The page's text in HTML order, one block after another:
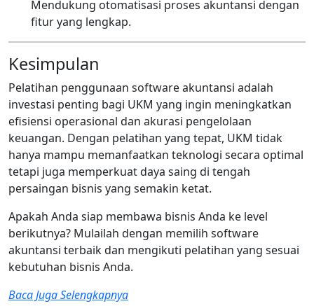
Mendukung otomatisasi proses akuntansi dengan
fitur yang lengkap.
Kesimpulan
Pelatihan penggunaan software akuntansi adalah
investasi penting bagi UKM yang ingin meningkatkan
efisiensi operasional dan akurasi pengelolaan
keuangan. Dengan pelatihan yang tepat, UKM tidak
hanya mampu memanfaatkan teknologi secara optimal
tetapi juga memperkuat daya saing di tengah
persaingan bisnis yang semakin ketat.
Apakah Anda siap membawa bisnis Anda ke level
berikutnya? Mulailah dengan memilih software
akuntansi terbaik dan mengikuti pelatihan yang sesuai
kebutuhan bisnis Anda.
Baca Juga Selengkapnya